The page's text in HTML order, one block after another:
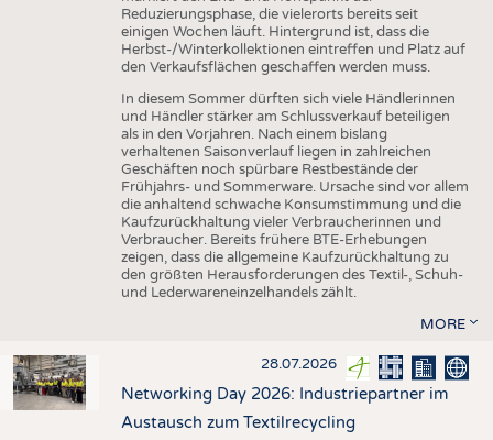
Reduzierungsphase, die vielerorts bereits seit
einigen Wochen läuft. Hintergrund ist, dass die
Herbst-/Winterkollektionen eintreffen und Platz auf
den Verkaufsflächen geschaffen werden muss.
In diesem Sommer dürften sich viele Händlerinnen
und Händler stärker am Schlussverkauf beteiligen
als in den Vorjahren. Nach einem bislang
verhaltenen Saisonverlauf liegen in zahlreichen
Geschäften noch spürbare Restbestände der
Frühjahrs- und Sommerware. Ursache sind vor allem
die anhaltend schwache Konsumstimmung und die
Kaufzurückhaltung vieler Verbraucherinnen und
Verbraucher. Bereits frühere BTE-Erhebungen
zeigen, dass die allgemeine Kaufzurückhaltung zu
den größten Herausforderungen des Textil-, Schuh-
und Lederwareneinzelhandels zählt.
MORE
28.07.2026
Networking Day 2026: Industriepartner im
Austausch zum Textilrecycling